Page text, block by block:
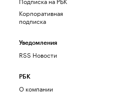
Корпоративная
подписка
Уведомления
RSS Новости
РБК
О компании